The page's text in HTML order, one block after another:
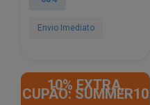
€49.02.
€15.78.
Envio Imediato
10% EXTRA,
CUPÃO: SUMMER10